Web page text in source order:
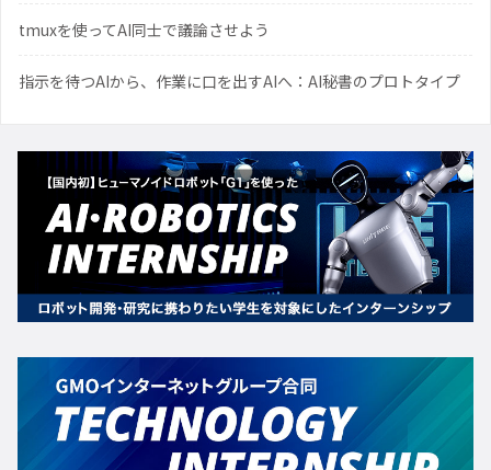
tmuxを使ってAI同士で議論させよう
指示を待つAIから、作業に口を出すAIへ：AI秘書のプロトタイプ